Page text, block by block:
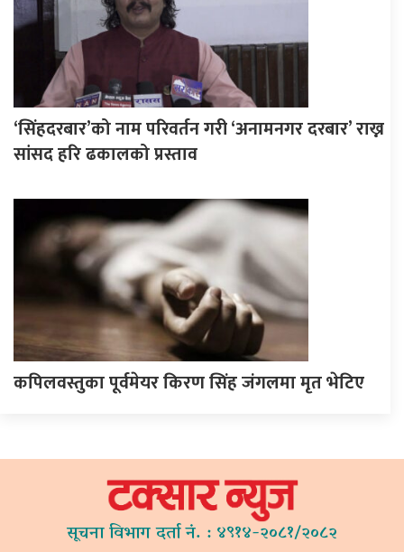
‘सिंहदरबार’को नाम परिवर्तन गरी ‘अनामनगर दरबार’ राख्न
सांसद हरि ढकालको प्रस्ताव
कपिलवस्तुका पूर्वमेयर किरण सिंह जंगलमा मृत भेटिए
सूचना विभाग दर्ता नं. : ४९१४-२०८१/२०८२